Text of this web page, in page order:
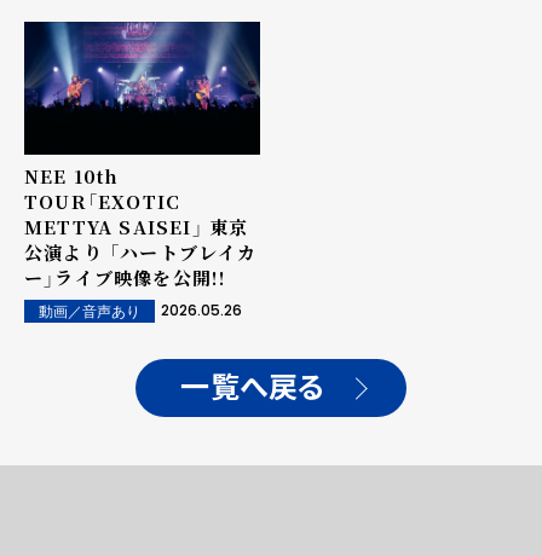
NEE 10th
TOUR「EXOTIC
METTYA SAISEI」 東京
公演より 「ハートブレイカ
ー」ライブ映像を公開!!
動画／音声あり 2026.05.26
一覧へ戻る